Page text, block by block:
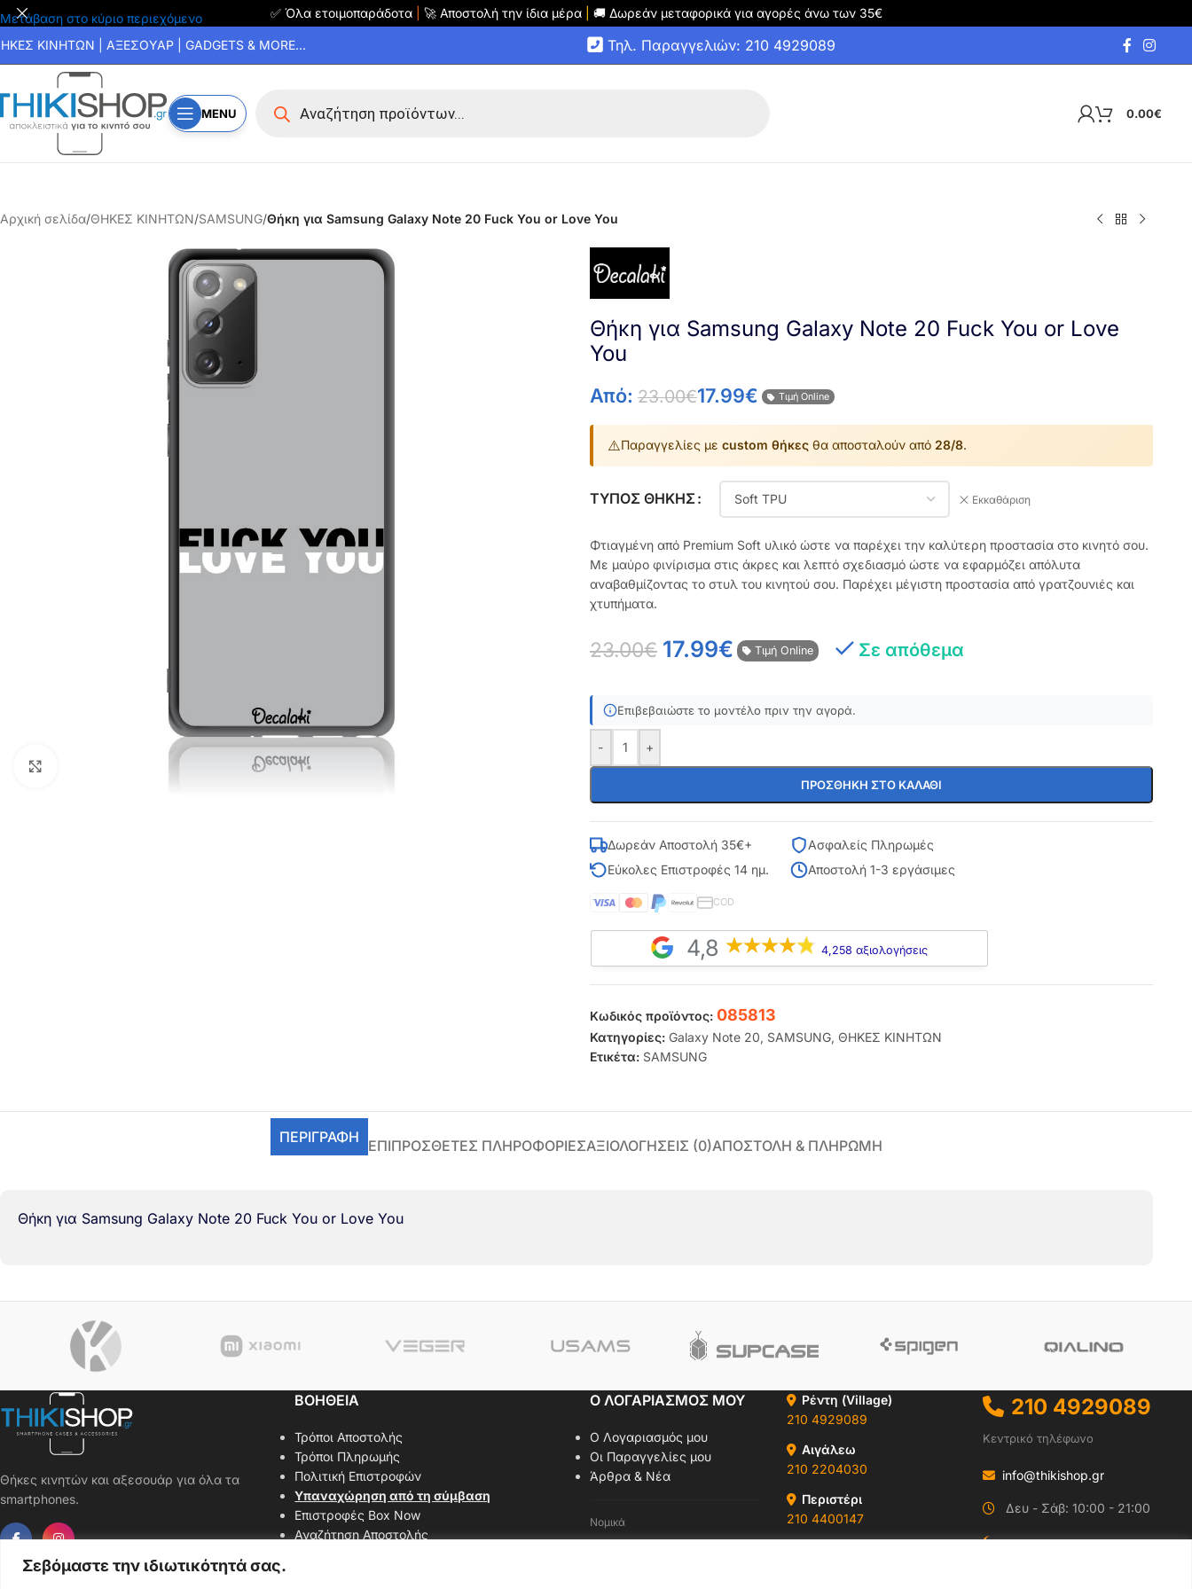
Σεβόμαστε την ιδιωτικότητά σας.
Μετάβαση στο κύριο περιεχόμενο ✅ Όλα ετοιμοπαράδοτα 🚀 Αποστολή την ίδια μέρα 🚚 Δωρεάν μεταφορικά για αγορές άνω των 35€
ΚΙΝΗΤΩΝ | ΑΞΕΣΟΥΑΡ | GADGETS & MORE... Τηλ. Παραγγελιών: 210 4929089
MENU 0.00€
Αρχική σελίδα/ΘΗΚΕΣ ΚΙΝΗΤΩΝ/SAMSUNG/Θήκη για Samsung Galaxy Note 20 Fuck You or Love You
Θήκη για Samsung Galaxy Note 20 Fuck You or Love
You
Από: 23.00€17.99€ Τιμή Online
⚠️Παραγγελίες με custom θήκεςθα αποσταλούν από 28/8.
ΤΎΠΟΣ ΘΉΚΗΣ Εκκαθάριση
Φτιαγμένη από Premium Soft υλικό ώστε να παρέχει την καλύτερη προστασία στο κινητό σου.
Με μαύρο φινίρισμα στις άκρες και λεπτό σχεδιασμό ώστε να εφαρμόζει απόλυτα
αναβαθμίζοντας το στυλ του κινητού σου. Παρέχει μέγιστη προστασία από γρατζουνιές και
χτυπήματα.
23.00€ 17.99€ Τιμή Online Σε απόθεμα
Επιβεβαιώστε το μοντέλο πριν την αγορά.
- +
ΠΡΟΣΘΉΚΗ ΣΤΟ ΚΑΛΆΘΙ
Δωρεάν Αποστολή 35€+
Ασφαλείς Πληρωμές
Εύκολες Επιστροφές 14 ημ.
Αποστολή 1-3 εργάσιμες
COD
4,8 4,258 αξιολογήσεις
Κωδικός προϊόντος: 085813
Κατηγορίες: Galaxy Note 20, SAMSUNG, ΘΗΚΕΣ ΚΙΝΗΤΩΝ
Ετικέτα: SAMSUNG
ΠΕΡΙΓΡΑΦΉ ΕΠΙΠΡΌΣΘΕΤΕΣ ΠΛΗΡΟΦΟΡΊΕΣΑΞΙΟΛΟΓΉΣΕΙΣ (0)ΑΠΟΣΤΟΛΗ & ΠΛΗΡΩΜΗ
Θήκη για Samsung Galaxy Note 20 Fuck You or Love You
Θήκες κινητών και αξεσουάρ για όλα τα
smartphones.
ΒΟΗΘΕΙΑ
Τρόποι Αποστολής
Τρόποι Πληρωμής
Πολιτική Επιστροφών
Υπαναχώρηση από τη σύμβαση
Επιστροφές Box Now
Αναζήτηση Αποστολής
Ο ΛΟΓΑΡΙΑΣΜΟΣ ΜΟΥ
Ο Λογαριασμός μου
Οι Παραγγελίες μου
Άρθρα & Νέα
Νομικά
Ρέντη (Village)
210 4929089
Αιγάλεω
210 2204030
Περιστέρι
210 4400147
210 4929089
Κεντρικό τηλέφωνο
info@thikishop.gr
Δευ - Σάβ: 10:00 - 21:00